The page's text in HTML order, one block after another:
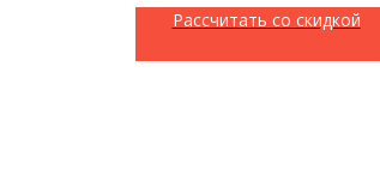
Рассчитать со скидкой